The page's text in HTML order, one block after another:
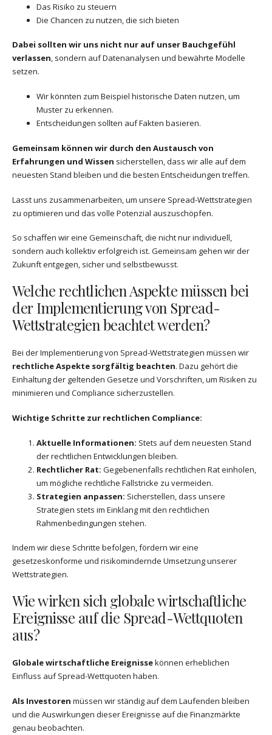
Das Risiko zu steuern
Die Chancen zu nutzen, die sich bieten
Dabei sollten wir uns nicht nur auf unser Bauchgefühl
verlassen, sondern auf Datenanalysen und bewährte Modelle
setzen.
Wir könnten zum Beispiel historische Daten nutzen, um
Muster zu erkennen.
Entscheidungen sollten auf Fakten basieren.
Gemeinsam können wir durch den Austausch von
Erfahrungen und Wissen sicherstellen, dass wir alle auf dem
neuesten Stand bleiben und die besten Entscheidungen treffen.
Lasst uns zusammenarbeiten, um unsere Spread-Wettstrategien
zu optimieren und das volle Potenzial auszuschöpfen.
So schaffen wir eine Gemeinschaft, die nicht nur individuell,
sondern auch kollektiv erfolgreich ist. Gemeinsam gehen wir der
Zukunft entgegen, sicher und selbstbewusst.
Welche rechtlichen Aspekte müssen bei
der Implementierung von Spread-
Wettstrategien beachtet werden?
Bei der Implementierung von Spread-Wettstrategien müssen wir
rechtliche Aspekte sorgfältig beachten. Dazu gehört die
Einhaltung der geltenden Gesetze und Vorschriften, um Risiken zu
minimieren und Compliance sicherzustellen.
Wichtige Schritte zur rechtlichen Compliance:
Aktuelle Informationen: Stets auf dem neuesten Stand
der rechtlichen Entwicklungen bleiben.
Rechtlicher Rat: Gegebenenfalls rechtlichen Rat einholen,
um mögliche rechtliche Fallstricke zu vermeiden.
Strategien anpassen: Sicherstellen, dass unsere
Strategien stets im Einklang mit den rechtlichen
Rahmenbedingungen stehen.
Indem wir diese Schritte befolgen, fördern wir eine
gesetzeskonforme und risikomindernde Umsetzung unserer
Wettstrategien.
Wie wirken sich globale wirtschaftliche
Ereignisse auf die Spread-Wettquoten
aus?
Globale wirtschaftliche Ereignissekönnen erheblichen
Einfluss auf Spread-Wettquoten haben.
Als Investoren müssen wir ständig auf dem Laufenden bleiben
und die Auswirkungen dieser Ereignisse auf die Finanzmärkte
genau beobachten.